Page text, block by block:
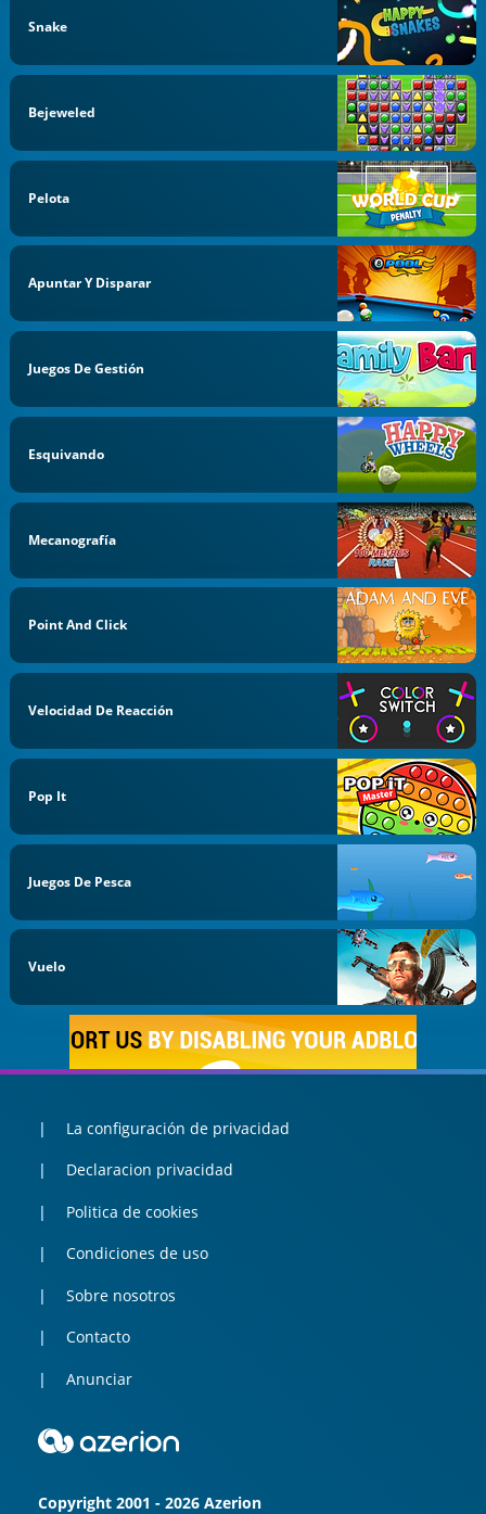
Snake
Bejeweled
Pelota
Apuntar Y Disparar
Juegos De Gestión
Esquivando
Mecanografía
Point And Click
Velocidad De Reacción
Pop It
Juegos De Pesca
Vuelo
La configuración de privacidad
Declaracion privacidad
Politica de cookies
Condiciones de uso
Sobre nosotros
Contacto
Anunciar
Copyright 2001 - 2026 Azerion